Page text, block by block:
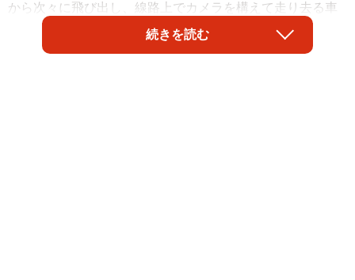
から次々に飛び出し、線路上でカメラを構えて走り去る車
続きを読む